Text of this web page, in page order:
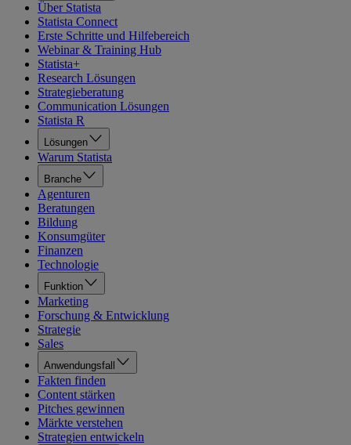
Über Statista
Statista Connect
Erste Schritte und Hilfebereich
Webinar & Training Hub
Statista+
Research Lösungen
Strategieberatung
Communication Lösungen
Statista R
Lösungen
Warum Statista
Branche
Agenturen
Beratungen
Bildung
Konsumgüter
Finanzen
Technologie
Funktion
Marketing
Forschung & Entwicklung
Strategie
Sales
Anwendungsfall
Fakten finden
Content stärken
Pitches gewinnen
Märkte verstehen
Strategien entwickeln